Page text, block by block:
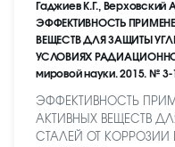
Гаджиев К.Г.,
ЭФФЕКТИВНОСТЬ
ВЕЩЕСТВ ДЛЯ ЗАЩИТЫ
УСЛОВИЯХ
мировой науки. 2015. № 3-
ЭФФЕКТИВНОСТЬ
АКТИВНЫХ ВЕЩЕСТВ
СТАЛЕЙ ОТ